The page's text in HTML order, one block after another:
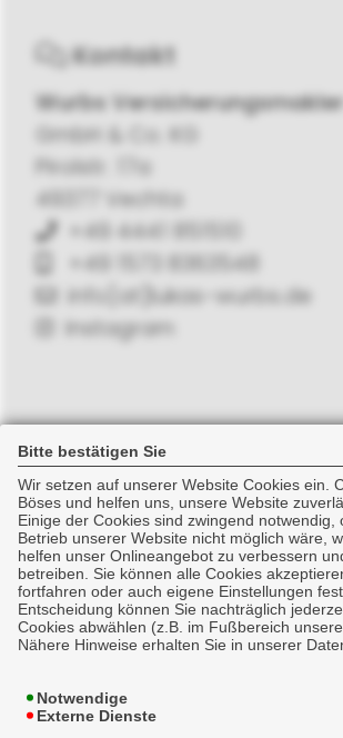
Bitte bestätigen Sie
Wir setzen auf unserer Website Cookies ein.
Böses und helfen uns, unsere Website
Einige der Cookies sind zwingend notwendig,
Betrieb unserer Website nicht möglich wäre,
helfen unser Onlineangebot zu verbessern
betreiben. Sie können alle Cookies
fortfahren oder auch eigene Einstellungen
Entscheidung können Sie nachträglich
Cookies abwählen (z.B. im Fußbereich
Nähere Hinweise erhalten Sie in unserer
Notwendige
Externe Dienste
Kontakt
Wurbs Versicherungsmakler
GmbH & Co. KG
Pirolstr. 17a
49377 Vechta
+49 4441 851510
+49 1573 8363548
info[at]lukas-wurbs.de
Instagram
Newsticker
Rechtliches
Erstinformation